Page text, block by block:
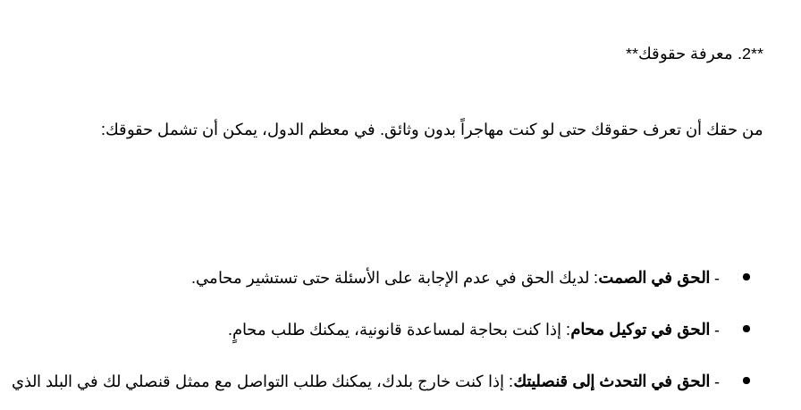
**2. معرفة حقوقك**
من حقك أن تعرف حقوقك حتى لو كنت مهاجراً بدون وثائق. في معظم الدول، يمكن أن تشمل حقوقك:
- الحق في الصمت: لديك الحق في عدم الإجابة على الأسئلة حتى تستشير محامي.
- الحق في توكيل محام: إذا كنت بحاجة لمساعدة قانونية، يمكنك طلب محامٍ.
- الحق في التحدث إلى قنصليتك: إذا كنت خارج بلدك، يمكنك طلب التواصل مع ممثل قنصلي لك في البلد الذي